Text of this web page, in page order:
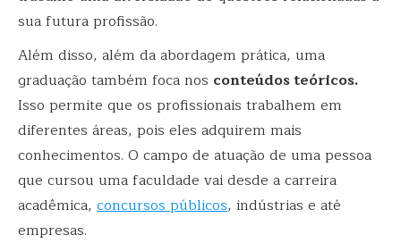
sua futura profissão.
Além disso, além da abordagem prática, uma
graduação também foca nos conteúdos teóricos.
Isso permite que os profissionais trabalhem em
diferentes áreas, pois eles adquirem mais
conhecimentos. O campo de atuação de uma pessoa
que cursou uma faculdade vai desde a carreira
acadêmica, concursos públicos, indústrias e até
empresas.